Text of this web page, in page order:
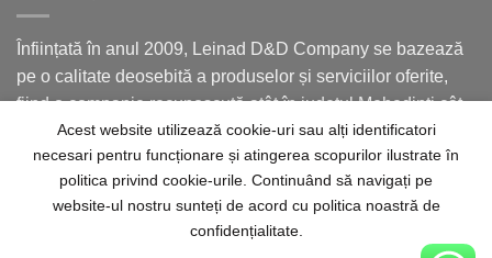
Înființată în anul 2009, Leinad D&D Company se bazează
pe o calitate deosebită a produselor și serviciilor oferite,
fiind o companie recunoscută atât în județul Mehedinți cât
și în județele limitrofe.
Acest website utilizează cookie-uri sau alți identificatori
necesari pentru funcționare și atingerea scopurilor ilustrate în
politica privind cookie-urile. Continuând să navigați pe
website-ul nostru sunteți de acord cu politica noastră de
confidențialitate.